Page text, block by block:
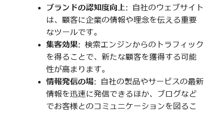
ブランドの認知度向上: 自社のウェブサイト
は、顧客に企業の情報や理念を伝える重要
なツールです。
集客効果: 検索エンジンからのトラフィック
を得ることで、新たな顧客を獲得する可能
性が高まります。
情報発信の場: 自社の製品やサービスの最新
情報を迅速に発信できるほか、ブログなど
でお客様とのコミュニケーションを図るこ